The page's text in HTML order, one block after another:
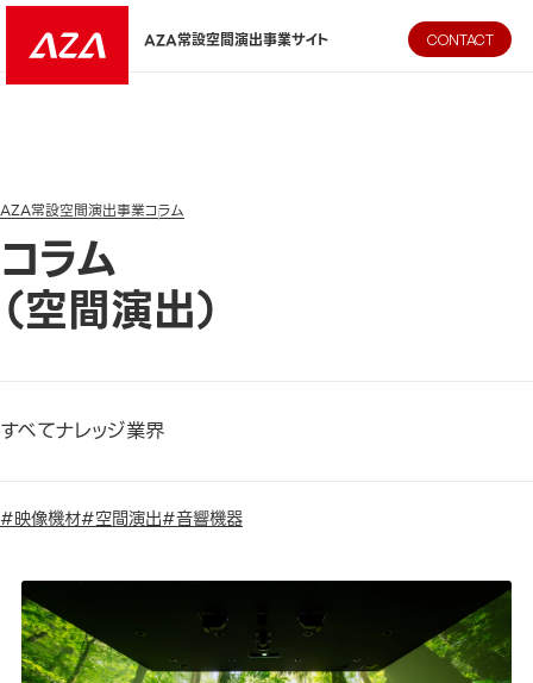
AZA CORPORATION（株式会社エージーエーコーポレーショ
AZA常設空間演出事業サイト CONTACT
AZA常設空間演出事業コラム
コラム
（空間演出）
すべてナレッジ業界
#映像機材#空間演出#音響機器
イマーシブとは テクノロジー×ビジネス空間設計